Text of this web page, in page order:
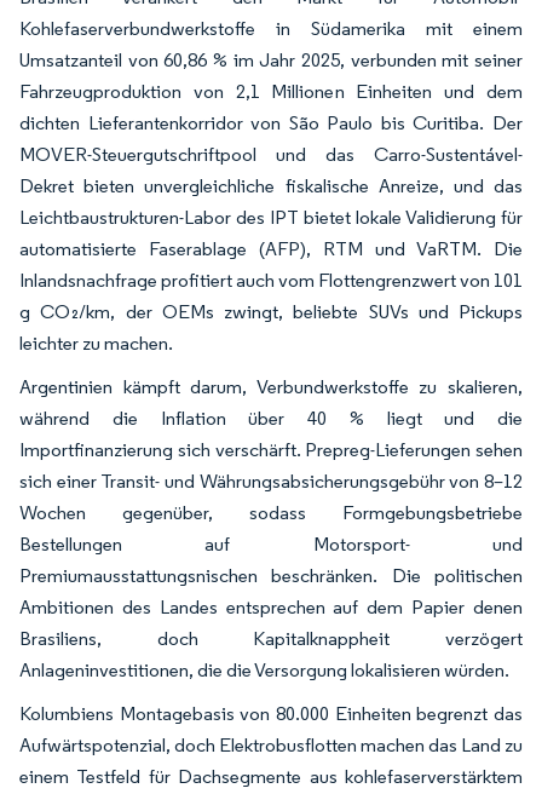
Kohlefaserverbundwerkstoffe in Südamerika mit einem
Umsatzanteil von 60,86 % im Jahr 2025, verbunden mit seiner
Fahrzeugproduktion von 2,1 Millionen Einheiten und dem
dichten Lieferantenkorridor von São Paulo bis Curitiba. Der
MOVER-Steuergutschriftpool und das Carro-Sustentável-
Dekret bieten unvergleichliche fiskalische Anreize, und das
Leichtbaustrukturen-Labor des IPT bietet lokale Validierung für
automatisierte Faserablage (AFP), RTM und VaRTM. Die
Inlandsnachfrage profitiert auch vom Flottengrenzwert von 101
g CO₂/km, der OEMs zwingt, beliebte SUVs und Pickups
leichter zu machen.
Argentinien kämpft darum, Verbundwerkstoffe zu skalieren,
während die Inflation über 40 % liegt und die
Importfinanzierung sich verschärft. Prepreg-Lieferungen sehen
sich einer Transit- und Währungsabsicherungsgebühr von 8–12
Wochen gegenüber, sodass Formgebungsbetriebe
Bestellungen auf Motorsport- und
Premiumausstattungsnischen beschränken. Die politischen
Ambitionen des Landes entsprechen auf dem Papier denen
Brasiliens, doch Kapitalknappheit verzögert
Anlageninvestitionen, die die Versorgung lokalisieren würden.
Kolumbiens Montagebasis von 80.000 Einheiten begrenzt das
Aufwärtspotenzial, doch Elektrobusflotten machen das Land zu
einem Testfeld für Dachsegmente aus kohlefaserverstärktem